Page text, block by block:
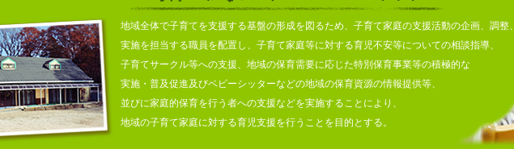
地域全体で子育てを支援する基盤の形成を図るため、子育て家庭の支援活動の企画、調整、
実施を担当する職員を配置し、子育て家庭等に対する育児不安等についての相談指導、
子育てサークル等への支援、地域の保育需要に応じた特別保育事業等の積極的な
実施・普及促進及びベビーシッターなどの地域の保育資源の情報提供等、
並びに家庭的保育を行う者への支援などを実施することにより、
地域の子育て家庭に対する育児支援を行うことを目的とする。